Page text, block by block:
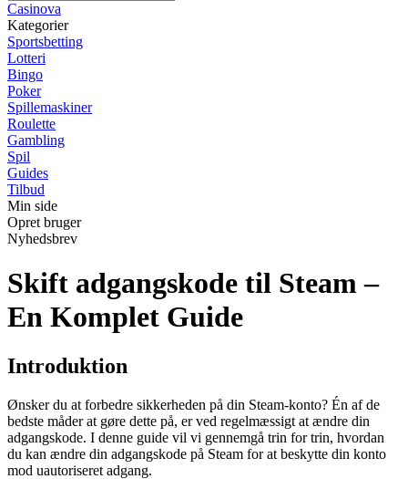
Casinova
Kategorier
Sportsbetting
Lotteri
Bingo
Poker
Spillemaskiner
Roulette
Gambling
Spil
Guides
Tilbud
Min side
Opret bruger
Nyhedsbrev
Skift adgangskode til Steam –
En Komplet Guide
Introduktion
Ønsker du at forbedre sikkerheden på din Steam-konto? Én af de
bedste måder at gøre dette på, er ved regelmæssigt at ændre din
adgangskode. I denne guide vil vi gennemgå trin for trin, hvordan
du kan ændre din adgangskode på Steam for at beskytte din konto
mod uautoriseret adgang.